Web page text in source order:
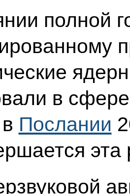
полной
в
Послании
эта